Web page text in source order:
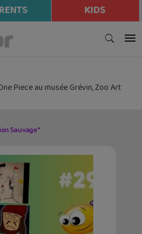
KIDS
Piece au musée Grévin, Zoo Art
Sauvage"